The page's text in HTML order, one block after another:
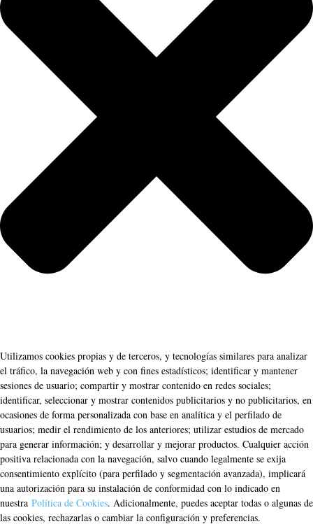
Utilizamos cookies propias y de terceros, y tecnologías similares para analizar
el tráfico, la navegación web y con fines estadísticos; identificar y mantener
sesiones de usuario; compartir y mostrar contenido en redes sociales;
identificar, seleccionar y mostrar contenidos publicitarios y no publicitarios, en
ocasiones de forma personalizada con base en analítica y el perfilado de
usuarios; medir el rendimiento de los anteriores; utilizar estudios de mercado
para generar información; y desarrollar y mejorar productos. Cualquier acción
positiva relacionada con la navegación, salvo cuando legalmente se exija
consentimiento explícito (para perfilado y segmentación avanzada), implicará
una autorización para su instalación de conformidad con lo indicado en
nuestra Política de Cookies. Adicionalmente, puedes aceptar todas o algunas de
las cookies, rechazarlas o cambiar la configuración y preferencias.